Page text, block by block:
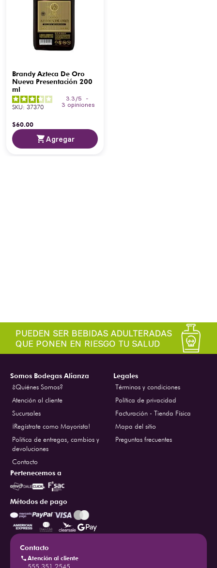
Brandy Azteca De Oro
Nueva Presentación 200
ml
3.3 /5
-
3 opiniones
SKU: 37370
$60.00
Agregar
Somos Bodegas Alianza
¿Quiénes Somos?
Atención al cliente
Sucursales
¡Regístrate como Mayorista!
Politica de entregas, cambios y
devoluciones
Contacto
Legales
Términos y condiciones
Política de privacidad
Facturación - Tienda Física
Mapa del sitio
Preguntas frecuentes
Pertenecemos a
Métodos de pago
Contacto
Atención al cliente